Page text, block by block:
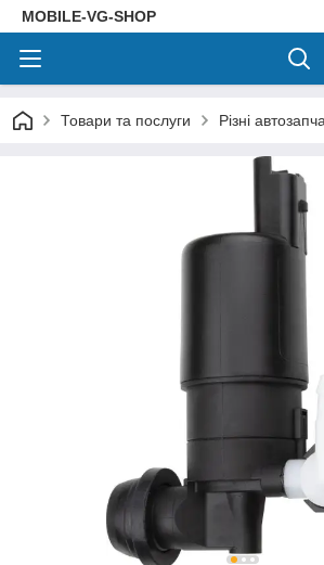
MOBILE-VG-SHOP
Товари та послуги Різні